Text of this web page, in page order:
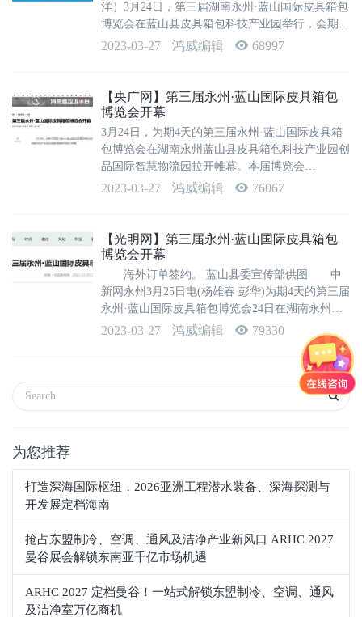
洋）3月24日，第三届湖南永州·蓝山国际皮具箱包
博览会在蓝山县皮具箱包科技产业园举行，会期4
天。 永州市人民政府副市长肖扬介绍，本届
2023-03-27 鸿威编辑 68997
【央广网】第三届永州·蓝山国际皮具箱包
博览会开幕
3月24日，为期4天的第三届永州·蓝山国际皮具箱
包博览会在湖南永州蓝山县皮具箱包科技产业园创
品国际智慧物流园拉开帷幕。本届博览会
以“‘箱’约永州、‘包’容天下”为主题，将举办政银
2023-03-27 鸿威编辑 76067
【光明网】第三届永州·蓝山国际皮具箱包
博览会开幕
海外订单签约。 蓝山县委宣传部供图 中
新网永州3月25日电(杨雄春 彭华)为期4天的第三届
永州·蓝山国际皮具箱包博览会24日在湖南永州蓝
山县皮具箱包科技产业园创品国际智慧物流园开
幕。 本届博览会以“‘箱’约永州 ‘包’容天下”为
2023-03-27 鸿威编辑 79330
为您推荐
打造深海国际枢纽，2026亚洲工程潜水装备、深海探测与
开发展定档海南
抢占东盟制冷、空调、通风及洁净产业新风口 ARHC 2027
曼谷展会解锁东南亚千亿市场机遇
ARHC 2027 定档曼谷！一站式解锁东盟制冷、空调、通风
及洁净室万亿商机